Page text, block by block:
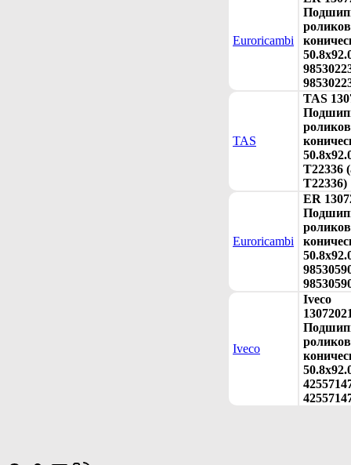
Euroricambi
TAS
TAS
T22336
T22336)
Euroricambi
ER
Iveco
Iveco